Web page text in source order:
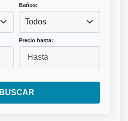
Baños:
Todos
Precio hasta:
BUSCAR